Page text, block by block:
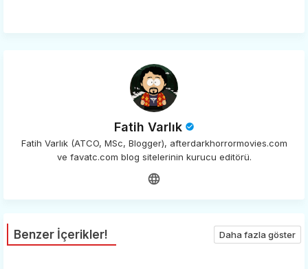
Fatih Varlık
Fatih Varlık (ATCO, MSc, Blogger), afterdarkhorrormovies.com
ve favatc.com blog sitelerinin kurucu editörü.
Benzer İçerikler! Daha fazla göster